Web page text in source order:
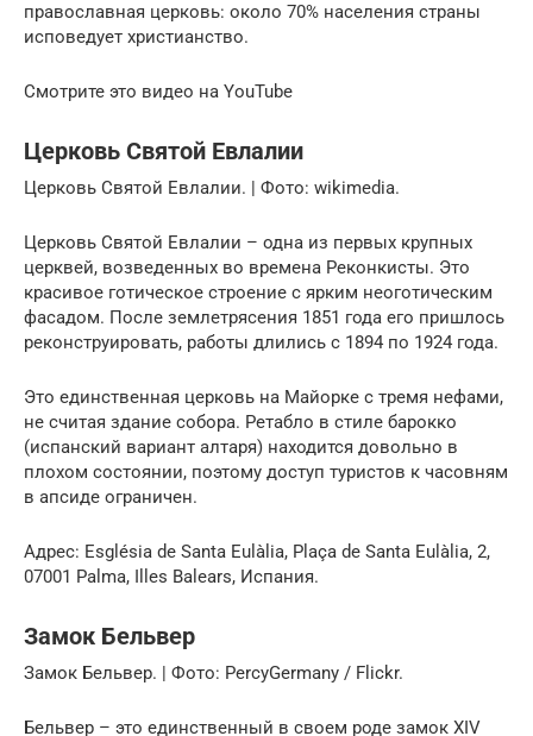
православная церковь: около 70% населения страны
исповедует христианство.
Смотрите это видео на YouTube
Церковь Святой Евлалии
Церковь Святой Евлалии. | Фото: wikimedia.
Церковь Святой Евлалии – одна из первых крупных
церквей, возведенных во времена Реконкисты. Это
красивое готическое строение с ярким неоготическим
фасадом. После землетрясения 1851 года его пришлось
реконструировать, работы длились с 1894 по 1924 года.
Это единственная церковь на Майорке с тремя нефами,
не считая здание собора. Ретабло в стиле барокко
(испанский вариант алтаря) находится довольно в
плохом состоянии, поэтому доступ туристов к часовням
в апсиде ограничен.
Адрес: Església de Santa Eulàlia, Plaça de Santa Eulàlia, 2,
07001 Palma, Illes Balears, Испания.
Замок Бельвер
Замок Бельвер. | Фото: PercyGermany / Flickr.
Бельвер – это единственный в своем роде замок XIV